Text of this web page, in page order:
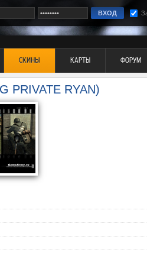
СКИНЫ КАРТЫ ФОРУМ
PRIVATE RYAN)